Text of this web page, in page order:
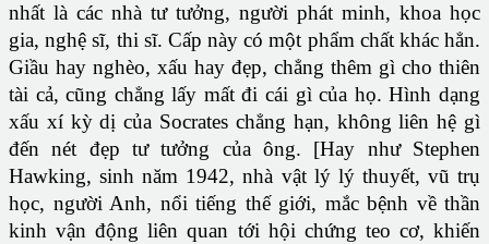
nhất là các nhà tư tưởng, người phát minh, khoa học
gia, nghệ sĩ, thi sĩ. Cấp này có một phẩm chất khác hẳn.
Giầu hay nghèo, xấu hay đẹp, chẳng thêm gì cho thiên
tài cả, cũng chẳng lấy mất đi cái gì của họ. Hình dạng
xấu xí kỳ dị của Socrates chẳng hạn, không liên hệ gì
đến nét đẹp tư tưởng của ông. [Hay như Stephen
Hawking, sinh năm 1942, nhà vật lý lý thuyết, vũ trụ
học, người Anh, nổi tiếng thế giới, mắc bệnh về thần
kinh vận động liên quan tới hội chứng teo cơ, khiến